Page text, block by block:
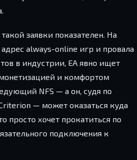
заявки показателен. На
always-online игр и провала
в индустрии, EA явно ищет
и комфортом
NFS — а он, судя по
— может оказаться куда
просто хочет прокатиться по
подключения к